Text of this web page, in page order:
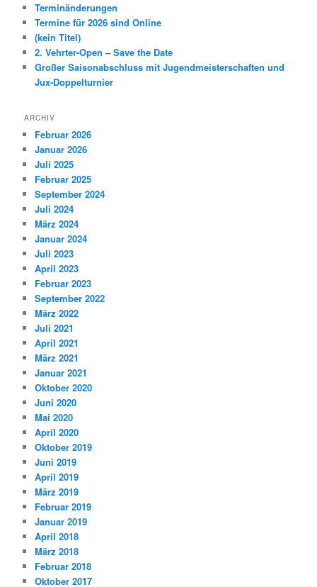
Terminänderungen
Termine für 2026 sind Online
(kein Titel)
2. Vehrter-Open – Save the Date
Großer Saisonabschluss mit Jugendmeisterschaften und
Jux-Doppelturnier
ARCHIV
Februar 2026
Januar 2026
Juli 2025
Februar 2025
September 2024
Juli 2024
März 2024
Januar 2024
Juli 2023
April 2023
Februar 2023
September 2022
März 2022
Juli 2021
April 2021
März 2021
Januar 2021
Oktober 2020
Juni 2020
Mai 2020
April 2020
Oktober 2019
Juni 2019
April 2019
März 2019
Februar 2019
Januar 2019
April 2018
März 2018
Februar 2018
Oktober 2017